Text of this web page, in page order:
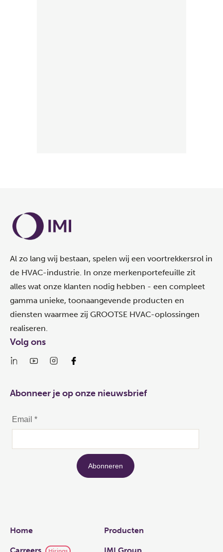
Al zo lang wij bestaan, spelen wij een voortrekkersrol in
de HVAC-industrie. In onze merkenportefeuille zit
alles wat onze klanten nodig hebben - een compleet
gamma unieke, toonaangevende producten en
diensten waarmee zij GROOTSE HVAC-oplossingen
realiseren.
Links
Home Producten
Volg ons
Abonneer je op onze nieuwsbrief